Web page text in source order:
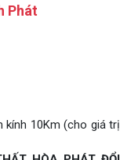
Phát
kính 10Km (cho giá trị